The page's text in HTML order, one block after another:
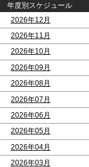
年度別スケジュール
2026年12月
2026年11月
2026年10月
2026年09月
2026年08月
2026年07月
2026年06月
2026年05月
2026年04月
2026年03月